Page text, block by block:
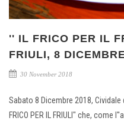
'' IL FRICO PER IL
FRIULI, 8
30 November 2018
Sabato 8 Dicembre 2018, Cividale
FRICO PER IL FRIULI" che, come